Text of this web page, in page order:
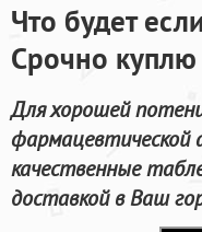
Что будет
Срочно куплю
Для хорошей
фармацевтической
качественные
доставкой в Ваш